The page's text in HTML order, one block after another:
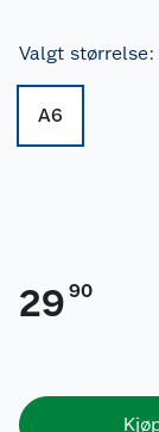
Valgt størrelse:
A6
29 90